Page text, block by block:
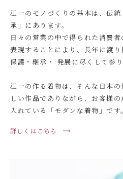
江一のモノづくりの基本は、伝
承」にあります。
日々の営業の中で得られた消費
表現することにより、⻑年に渡
保護・継承・ 発展に尽くして参り
江一の作る着物は、そんな日本
しい作品でありながら、お客様
入れている「モダンな着物」です。
詳しくはこちら